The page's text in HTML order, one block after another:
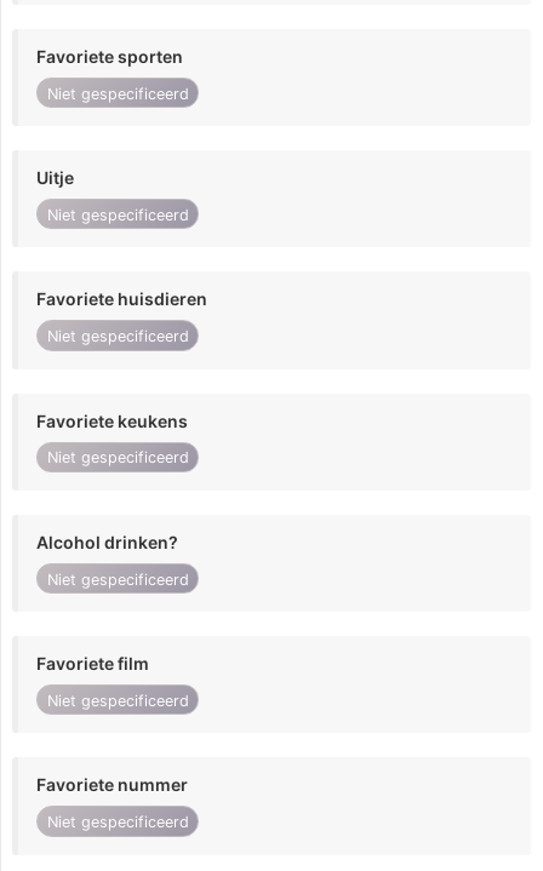
Favoriete sporten
Niet gespecificeerd
Uitje
Niet gespecificeerd
Favoriete huisdieren
Niet gespecificeerd
Favoriete keukens
Niet gespecificeerd
Alcohol drinken?
Niet gespecificeerd
Favoriete film
Niet gespecificeerd
Favoriete nummer
Niet gespecificeerd